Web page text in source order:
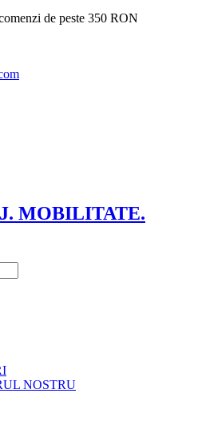
de peste 350 RON
MOBILITATE.
NOSTRU